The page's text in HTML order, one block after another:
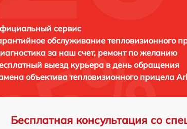
сервис
обслуживание тепловизионного
за наш счет, ремонт по желанию
выезд курьера в день обращения
объектива тепловизионного прицела
Бесплатная консультация со